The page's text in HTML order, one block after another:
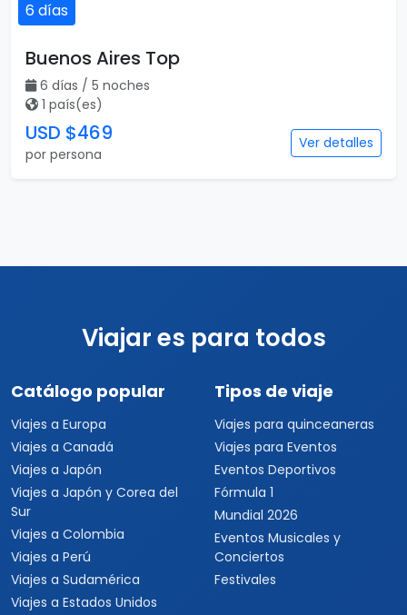
6 días
Buenos Aires Top
6 días / 5 noches
1 país(es)
USD $469
por persona
Ver detalles
Viajar es para todos
Catálogo popular
Viajes a Europa
Viajes a Canadá
Viajes a Japón
Viajes a Japón y Corea del
Sur
Viajes a Colombia
Viajes a Perú
Viajes a Sudamérica
Viajes a Estados Unidos
Tipos de viaje
Viajes para quinceaneras
Viajes para Eventos
Eventos Deportivos
Fórmula 1
Mundial 2026
Eventos Musicales y
Conciertos
Festivales